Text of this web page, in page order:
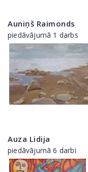
Auniņš Raimonds
piedāvājumā 1 darbs
Auza Lidija
piedāvājumā 6 darbi